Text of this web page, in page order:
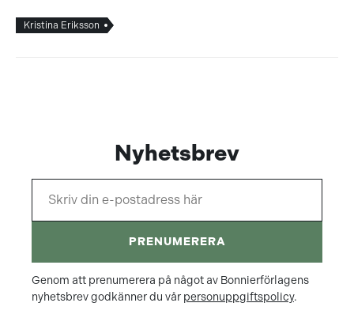
Kristina Eriksson
Nyhetsbrev
PRENUMERERA
Genom att prenumerera på något av Bonnierförlagens
nyhetsbrev godkänner du vår personuppgiftspolicy.